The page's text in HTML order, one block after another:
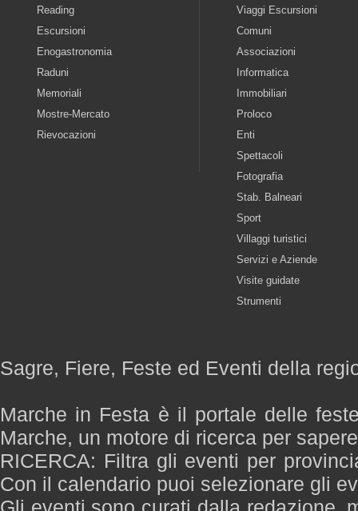
Reading
Escursioni
Enogastronomia
Raduni
Memoriali
Mostre-Mercato
Rievocazioni
Viaggi Escursioni
Comuni
Associazioni
Informatica
Immobiliari
Proloco
Enti
Spettacoli
Fotografia
Stab. Balneari
Sport
Villaggi turistici
Servizi e Aziende
Visite guidate
Strumenti
Sagre, Fiere, Feste ed Eventi della
Marche in Festa è il portale delle
Marche, un motore di ricerca per
RICERCA: Filtra gli eventi per
Con il calendario puoi selezionare gli